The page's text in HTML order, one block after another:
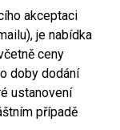
akceptaci
je nabídka
ceny
doby dodání
ustanovení
případě